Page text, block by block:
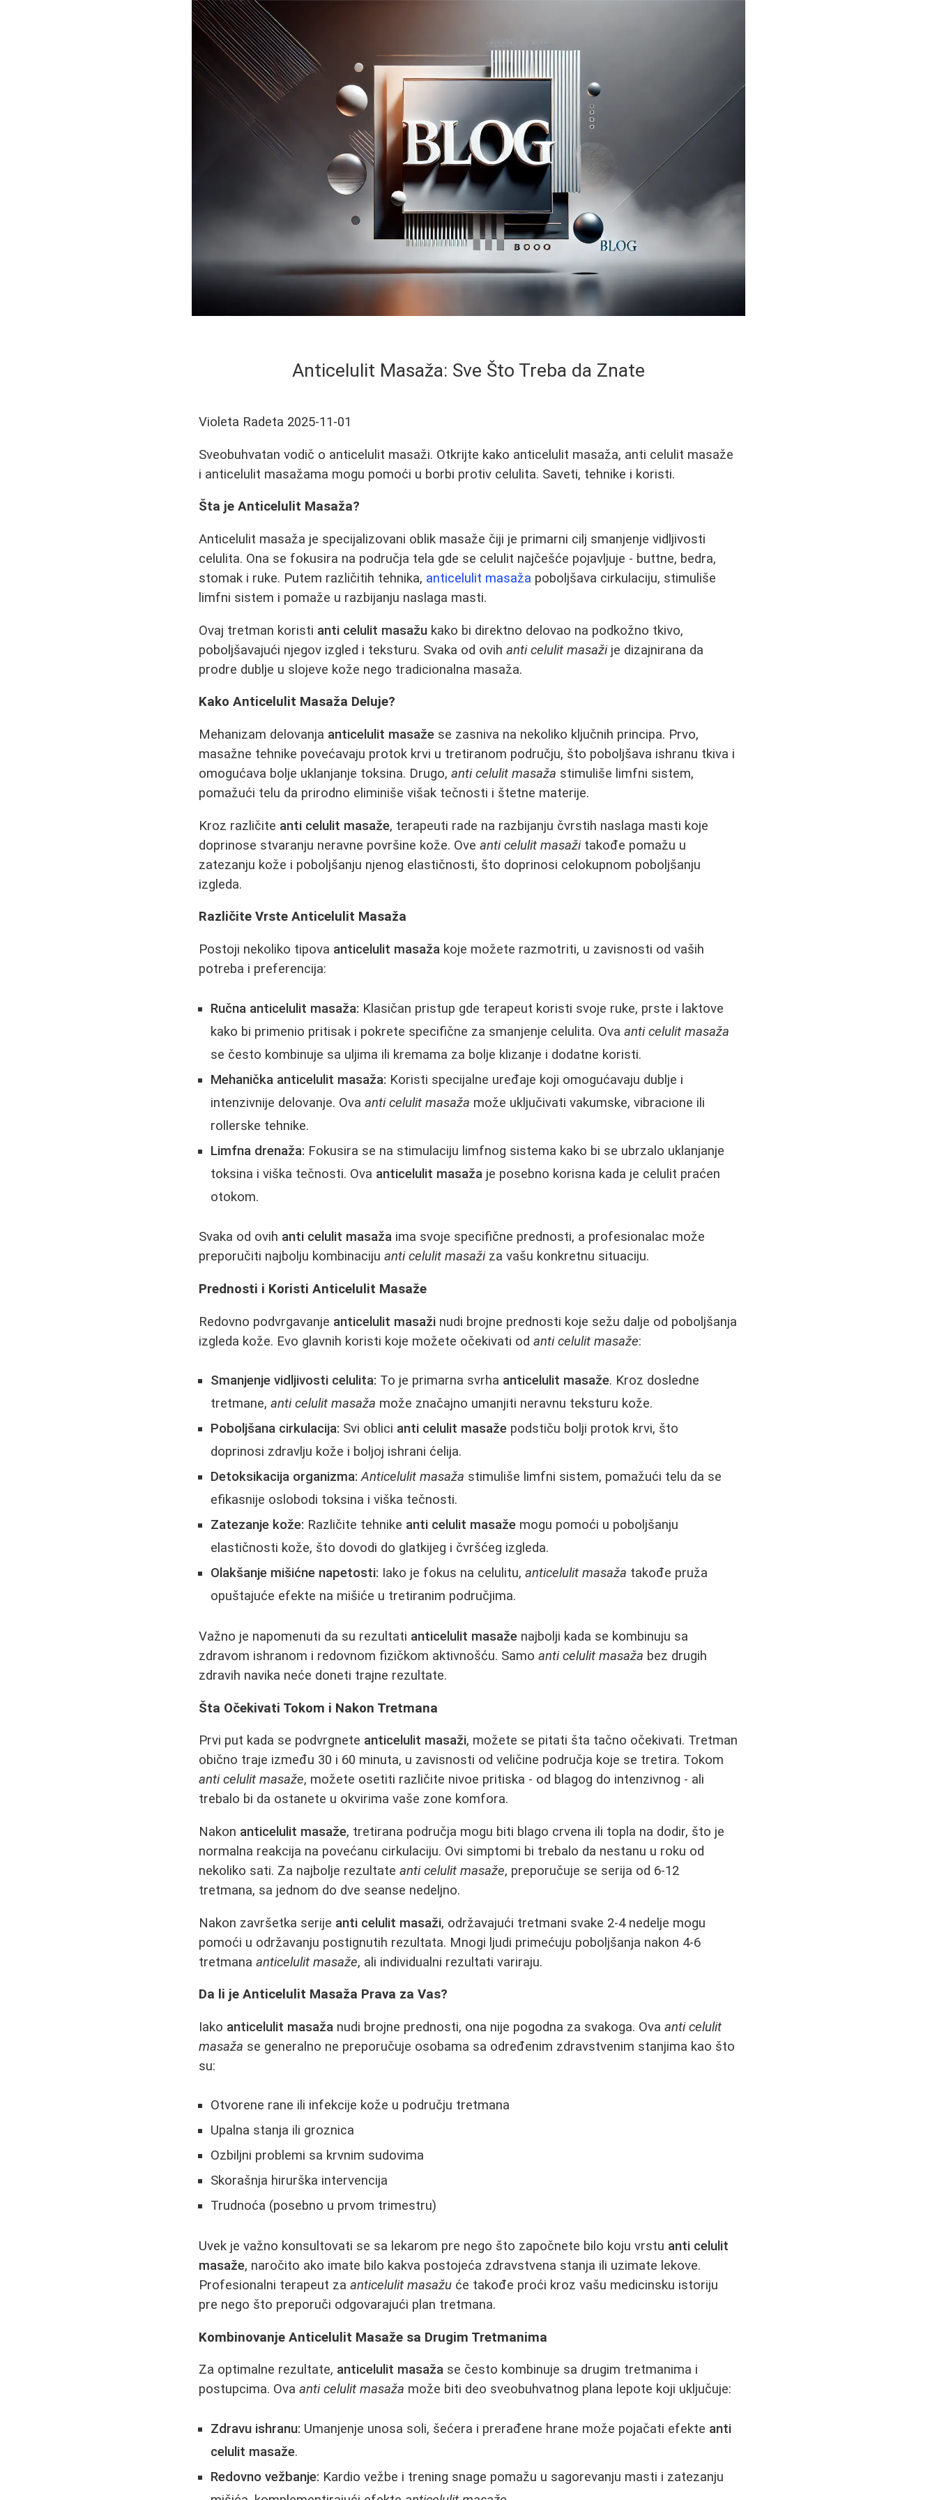
Anticelulit Masaža: Sve Što Treba da Znate
Violeta Radeta 2025-11-01
Sveobuhvatan vodič o anticelulit masaži. Otkrijte kako anticelulit masaža, anti celulit masaže
i anticelulit masažama mogu pomoći u borbi protiv celulita. Saveti, tehnike i koristi.
Šta je Anticelulit Masaža?
Anticelulit masaža je specijalizovani oblik masaže čiji je primarni cilj smanjenje vidljivosti
celulita. Ona se fokusira na područja tela gde se celulit najčešće pojavljuje - buttne, bedra,
stomak i ruke. Putem različitih tehnika, anticelulit masaža poboljšava cirkulaciju, stimuliše
limfni sistem i pomaže u razbijanju naslaga masti.
Ovaj tretman koristi anti celulit masažu kako bi direktno delovao na podkožno tkivo,
poboljšavajući njegov izgled i teksturu. Svaka od ovihanti celulit masažije dizajnirana da
prodre dublje u slojeve kože nego tradicionalna masaža.
Kako Anticelulit Masaža Deluje?
Mehanizam delovanja anticelulit masaže se zasniva na nekoliko ključnih principa. Prvo,
masažne tehnike povećavaju protok krvi u tretiranom području, što poboljšava ishranu tkiva i
omogućava bolje uklanjanje toksina. Drugo,anti celulit masaža stimuliše limfni sistem,
pomažući telu da prirodno eliminiše višak tečnosti i štetne materije.
Kroz različite anti celulit masaže, terapeuti rade na razbijanju čvrstih naslaga masti koje
doprinose stvaranju neravne površine kože. Oveanti celulit masažitakođe pomažu u
zatezanju kože i poboljšanju njenog elastičnosti, što doprinosi celokupnom poboljšanju
izgleda.
Različite Vrste Anticelulit Masaža
Postoji nekoliko tipova anticelulit masaža koje možete razmotriti, u zavisnosti od vaših
potreba i preferencija:
Ručna anticelulit masaža: Klasičan pristup gde terapeut koristi svoje ruke, prste i laktove
kako bi primenio pritisak i pokrete specifične za smanjenje celulita. Ovaanti celulit masaža
se često kombinuje sa uljima ili kremama za bolje klizanje i dodatne koristi.
Mehanička anticelulit masaža: Koristi specijalne uređaje koji omogućavaju dublje i
intenzivnije delovanje. Ovaanti celulit masaža može uključivati vakumske, vibracione ili
rollerske tehnike.
Limfna drenaža: Fokusira se na stimulaciju limfnog sistema kako bi se ubrzalo uklanjanje
toksina i viška tečnosti. Ova anticelulit masaža je posebno korisna kada je celulit praćen
otokom.
Svaka od ovih anti celulit masaža ima svoje specifične prednosti, a profesionalac može
preporučiti najbolju kombinacijuanti celulit masažiza vašu konkretnu situaciju.
Prednosti i Koristi Anticelulit Masaže
Redovno podvrgavanje anticelulit masaži nudi brojne prednosti koje sežu dalje od poboljšanja
izgleda kože. Evo glavnih koristi koje možete očekivati odanti celulit masaže:
Smanjenje vidljivosti celulita: To je primarna svrha anticelulit masaže. Kroz dosledne
tretmane,anti celulit masaža može značajno umanjiti neravnu teksturu kože.
Poboljšana cirkulacija: Svi oblici anti celulit masaže podstiču bolji protok krvi, što
doprinosi zdravlju kože i boljoj ishrani ćelija.
Detoksikacija organizma: Anticelulit masaža stimuliše limfni sistem, pomažući telu da se
efikasnije oslobodi toksina i viška tečnosti.
Zatezanje kože: Različite tehnike anti celulit masaže mogu pomoći u poboljšanju
elastičnosti kože, što dovodi do glatkijeg i čvršćeg izgleda.
Olakšanje mišićne napetosti: Iako je fokus na celulitu,anticelulit masaža takođe pruža
opuštajuće efekte na mišiće u tretiranim područjima.
Važno je napomenuti da su rezultati anticelulit masaže najbolji kada se kombinuju sa
zdravom ishranom i redovnom fizičkom aktivnošću. Samoanti celulit masaža bez drugih
zdravih navika neće doneti trajne rezultate.
Šta Očekivati Tokom i Nakon Tretmana
Prvi put kada se podvrgnete anticelulit masaži, možete se pitati šta tačno očekivati. Tretman
obično traje između 30 i 60 minuta, u zavisnosti od veličine područja koje se tretira. Tokom
anti celulit masaže, možete osetiti različite nivoe pritiska - od blagog do intenzivnog - ali
trebalo bi da ostanete u okvirima vaše zone komfora.
Nakon anticelulit masaže, tretirana područja mogu biti blago crvena ili topla na dodir, što je
normalna reakcija na povećanu cirkulaciju. Ovi simptomi bi trebalo da nestanu u roku od
nekoliko sati. Za najbolje rezultateanti celulit masaže, preporučuje se serija od 6-12
tretmana, sa jednom do dve seanse nedeljno.
Nakon završetka serije anti celulit masaži, održavajući tretmani svake 2-4 nedelje mogu
pomoći u održavanju postignutih rezultata. Mnogi ljudi primećuju poboljšanja nakon 4-6
tretmanaanticelulit masaže, ali individualni rezultati variraju.
Da li je Anticelulit Masaža Prava za Vas?
Iako anticelulit masaža nudi brojne prednosti, ona nije pogodna za svakoga. Ovaanti celulit
masaža se generalno ne preporučuje osobama sa određenim zdravstvenim stanjima kao što
su:
Otvorene rane ili infekcije kože u području tretmana
Upalna stanja ili groznica
Ozbiljni problemi sa krvnim sudovima
Skorašnja hirurška intervencija
Trudnoća (posebno u prvom trimestru)
Uvek je važno konsultovati se sa lekarom pre nego što započnete bilo koju vrstu anti celulit
masaže, naročito ako imate bilo kakva postojeća zdravstvena stanja ili uzimate lekove.
Profesionalni terapeut zaanticelulit masažu će takođe proći kroz vašu medicinsku istoriju
pre nego što preporuči odgovarajući plan tretmana.
Kombinovanje Anticelulit Masaže sa Drugim Tretmanima
Za optimalne rezultate, anticelulit masaža se često kombinuje sa drugim tretmanima i
postupcima. Ovaanti celulit masaža može biti deo sveobuhvatnog plana lepote koji uključuje:
Zdravu ishranu: Umanjenje unosa soli, šećera i prerađene hrane može pojačati efekte anti
celulit masaže.
Redovno vežbanje: Kardio vežbe i trening snage pomažu u sagorevanju masti i zatezanju